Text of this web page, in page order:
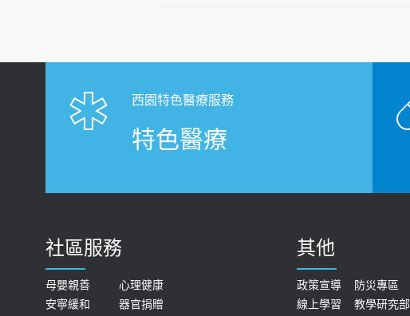
西園特色醫療服務
特色醫療
社區服務
母嬰親善
心理健康
安寧緩和
器官捐贈
其他
政策宣導
防災專區
線上學習
教學研究部